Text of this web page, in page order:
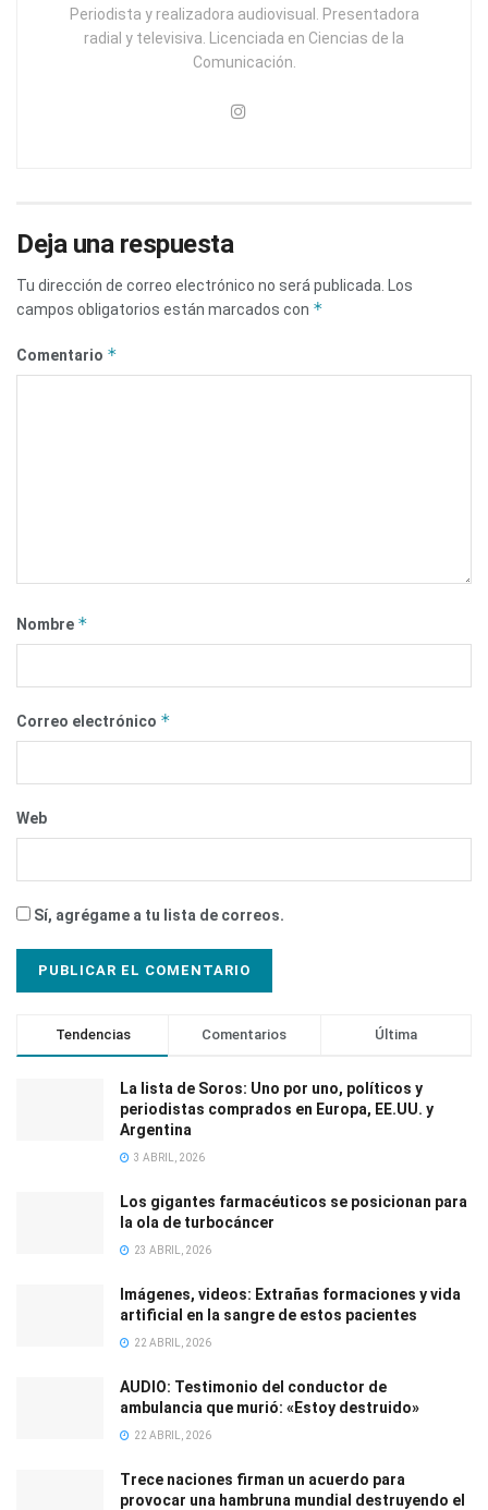
Periodista y realizadora audiovisual. Presentadora
radial y televisiva. Licenciada en Ciencias de la
Comunicación.
Deja una respuesta
Tu dirección de correo electrónico no será publicada.
Los
campos obligatorios están marcados con *
Comentario *
Nombre *
Correo electrónico *
Web
Sí, agrégame a tu lista de correos.
Tendencias Comentarios Última
La lista de Soros: Uno por uno, políticos y
periodistas comprados en Europa, EE.UU. y
Argentina
3 ABRIL, 2026
Los gigantes farmacéuticos se posicionan para
la ola de turbocáncer
23 ABRIL, 2026
Imágenes, videos: Extrañas formaciones y vida
artificial en la sangre de estos pacientes
22 ABRIL, 2026
AUDIO: Testimonio del conductor de
ambulancia que murió: «Estoy destruido»
22 ABRIL, 2026
Trece naciones firman un acuerdo para
provocar una hambruna mundial destruyendo el